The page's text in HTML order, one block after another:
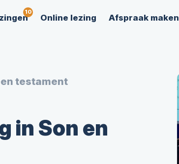
Online lezing Afspraak maken
testament
in Son en